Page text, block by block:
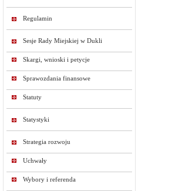
Regulamin
Sesje Rady Miejskiej w Dukli
Skargi, wnioski i petycje
Sprawozdania finansowe
Statuty
Statystyki
Strategia rozwoju
Uchwały
Wybory i referenda